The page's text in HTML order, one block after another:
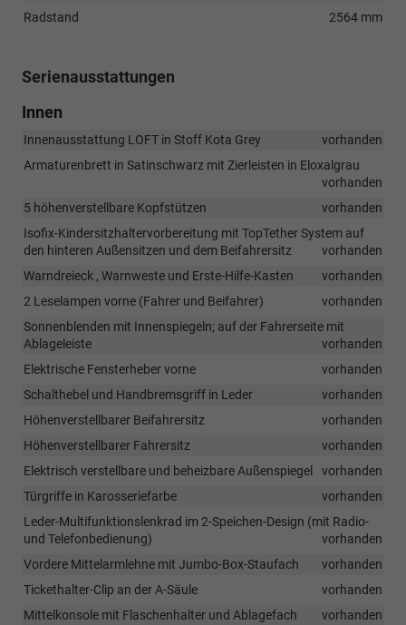
Radstand
2564 mm
Serienausstattungen
Innen
Innenausstattung LOFT in Stoff Kota Grey
vorhanden
Armaturenbrett in Satinschwarz mit Zierleisten in Eloxalgrau
vorhanden
5 höhenverstellbare Kopfstützen
vorhanden
Isofix-Kindersitzhaltervorbereitung mit TopTether System auf
den hinteren Außensitzen und dem Beifahrersitz
vorhanden
Warndreieck , Warnweste und Erste-Hilfe-Kasten
vorhanden
2 Leselampen vorne (Fahrer und Beifahrer)
vorhanden
Sonnenblenden mit Innenspiegeln; auf der Fahrerseite mit
Ablageleiste
vorhanden
Elektrische Fensterheber vorne
vorhanden
Schalthebel und Handbremsgriff in Leder
vorhanden
Höhenverstellbarer Beifahrersitz
vorhanden
Höhenverstellbarer Fahrersitz
vorhanden
Elektrisch verstellbare und beheizbare Außenspiegel
vorhanden
Türgriffe in Karosseriefarbe
vorhanden
Leder-Multifunktionslenkrad im 2-Speichen-Design (mit Radio-
und Telefonbedienung)
vorhanden
Vordere Mittelarmlehne mit Jumbo-Box-Staufach
vorhanden
Tickethalter-Clip an der A-Säule
vorhanden
Mittelkonsole mit Flaschenhalter und Ablagefach
vorhanden